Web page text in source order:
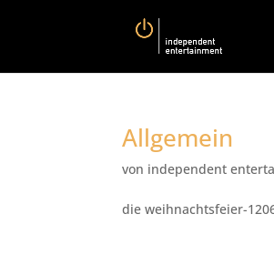
Allgemein
von independent
die weihnachtsfeier-